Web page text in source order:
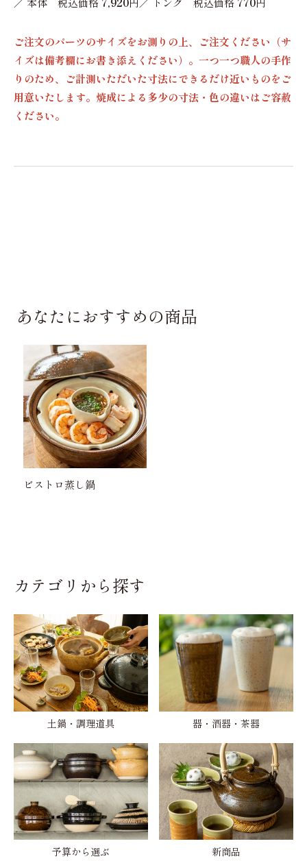
ご注文のパーツのサイズをお測りの上、ご注文ください（サ
イズは備考欄にお書き添えください）。一つ一つ職人の手作
りのため、ご計測いただいた寸法にできるだけ近いものをご
用意いたします。焼成による多少の寸法・色の違いはご容赦
ください。
あなたにおすすめの商品
ビストロ蒸し鍋
カテゴリから探す
土鍋・調理道具 器・酒器・茶器
予算から選ぶ 新商品